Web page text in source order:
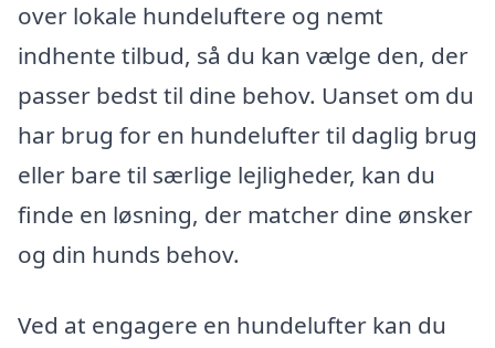
over lokale hundeluftere og nemt
indhente tilbud, så du kan vælge den, der
passer bedst til dine behov. Uanset om du
har brug for en hundelufter til daglig brug
eller bare til særlige lejligheder, kan du
finde en løsning, der matcher dine ønsker
og din hunds behov.
Ved at engagere en hundelufter kan du